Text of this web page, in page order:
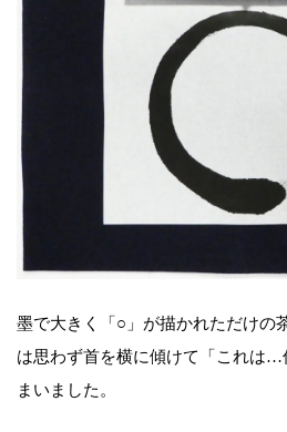
墨で大きく「○」が描かれただけの
は思わず首を横に傾けて「これは…
まいました。